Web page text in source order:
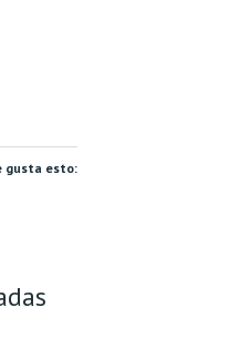
gusta esto: